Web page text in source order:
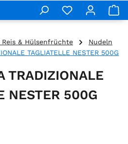
Reis & Hülsenfrüchte
Nudeln
TAGLIATELLE NESTER 500G
TRADIZIONALE
NESTER 500G